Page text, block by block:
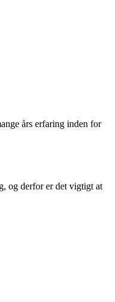
års erfaring inden for
og derfor er det vigtigt at